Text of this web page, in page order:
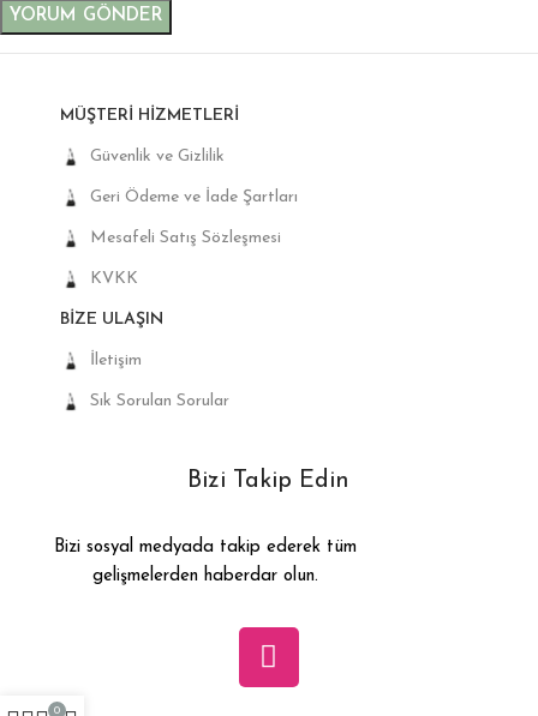
MÜŞTERI HIZMETLERI
Güvenlik ve Gizlilik
Geri Ödeme ve İade Şartları
Mesafeli Satış Sözleşmesi
KVKK
BIZE ULAŞIN
İletişim
Sık Sorulan Sorular
Bizi Takip Edin
Bizi sosyal medyada takip ederek tüm
gelişmelerden haberdar olun.
0